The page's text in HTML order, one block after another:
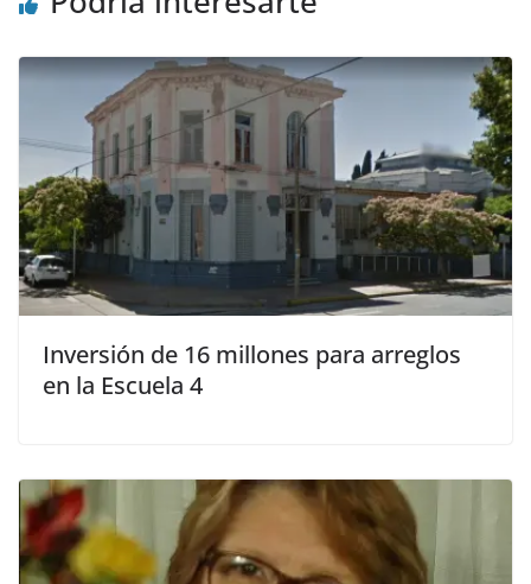
Inversión de 16 millones para arreglos
en la Escuela 4